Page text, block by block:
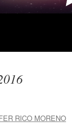
RICO MORENO